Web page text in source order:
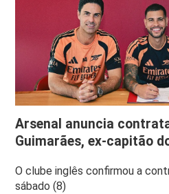
Arsenal anuncia
Guimarães, ex-capitão
O clube inglês confirmou a
sábado (8)